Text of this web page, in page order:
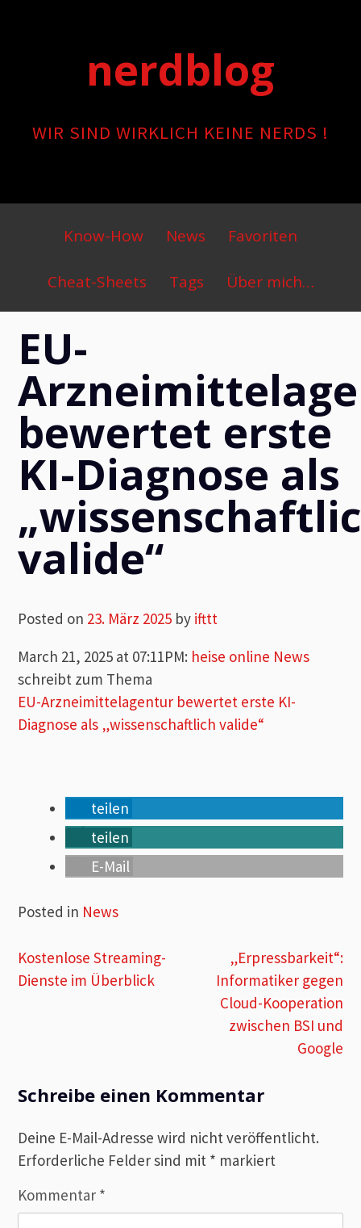
nerdblog
WIR SIND WIRKLICH KEINE NERDS !
Primary
Menu
Know-How News Favoriten
Cheat-Sheets Tags Über mich…
EU-
bewertet erste
KI-Diagnose als
valide“
Posted on 23. März 2025 by ifttt
March 21, 2025 at 07:11PM: heise online News
schreibt zum Thema
EU-Arzneimittelagentur bewertet erste KI-
Diagnose als „wissenschaftlich valide“
teilen
teilen
E-Mail
Posted in News
Beitragsnavigation
Kostenlose Streaming-
Dienste im Überblick
„Erpressbarkeit“:
Informatiker gegen
Cloud-Kooperation
zwischen BSI und
Google
Schreibe einen Kommentar
Deine E-Mail-Adresse wird nicht veröffentlicht.
Erforderliche Felder sind mit * markiert
Kommentar *